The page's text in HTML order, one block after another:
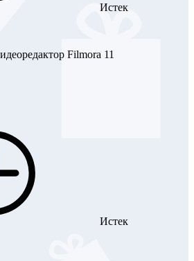
Истек
Filmora 11
Истек